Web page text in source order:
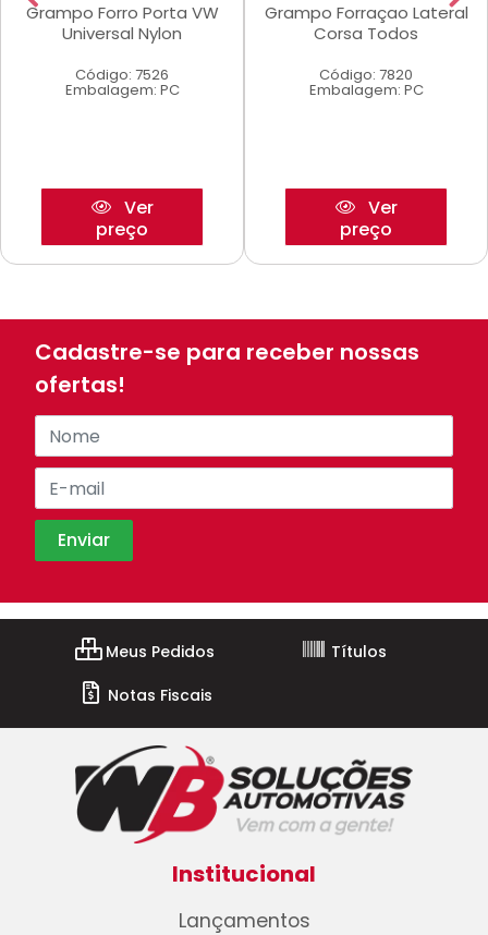
Grampo Forro Porta VW
Universal Nylon
Código: 7526
Embalagem: PC
Ver
preço
Grampo Forraçao Lateral
Corsa Todos
Código: 7820
Embalagem: PC
Ver
preço
Cadastre-se para receber nossas
ofertas!
Meus Pedidos
Títulos
Notas Fiscais
Institucional
Lançamentos